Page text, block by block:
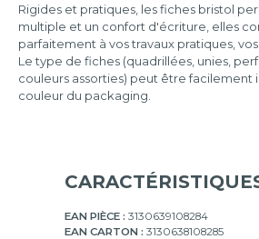
105x148
mm
125x200
mm
Rigides et pratiques, les fiches bristol
multiple et un confort d'écriture, elles
parfaitement à vos travaux pratiques,
Le type de fiches (quadrillées, unies,
couleurs assorties) peut être facilement
couleur du packaging.
EAN PIÈCE : 3130639108284
EAN CARTON : 3130638108285